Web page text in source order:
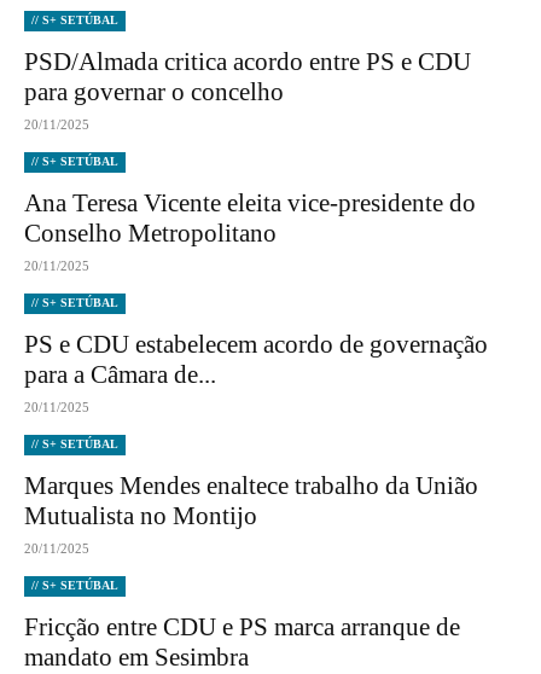
// S+ SETÚBAL
PSD/Almada critica acordo entre PS e CDU
para governar o concelho
20/11/2025
// S+ SETÚBAL
Ana Teresa Vicente eleita vice-presidente do
Conselho Metropolitano
20/11/2025
// S+ SETÚBAL
PS e CDU estabelecem acordo de governação
para a Câmara de...
20/11/2025
// S+ SETÚBAL
Marques Mendes enaltece trabalho da União
Mutualista no Montijo
20/11/2025
// S+ SETÚBAL
Fricção entre CDU e PS marca arranque de
mandato em Sesimbra